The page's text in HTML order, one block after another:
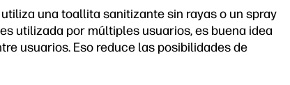
una toallita sanitizante sin rayas o un spray
utilizada por múltiples usuarios, es buena idea
usuarios. Eso reduce las posibilidades de